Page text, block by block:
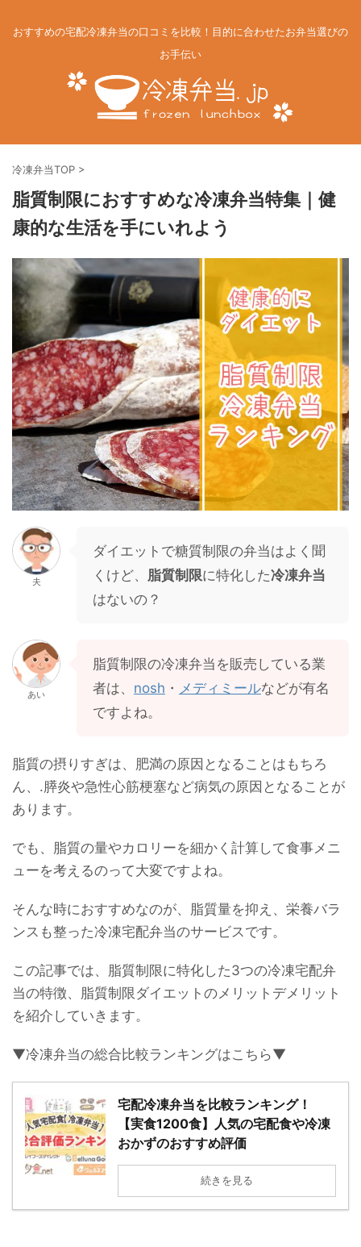
おすすめの宅配冷凍弁当の口コミを比較！目的に合わせたお弁当選びの
お手伝い
冷凍弁当TOP >
脂質制限におすすめな冷凍弁当特集｜健
康的な生活を手にいれよう
夫
ダイエットで糖質制限の弁当はよく聞
くけど、 脂質制限に特化した冷凍弁当
はないの？
あい
脂質制限の冷凍弁当を販売している業
者は、 nosh ・ メディミールなどが有名
ですよね。
脂質の摂りすぎは、肥満の原因となることはもちろ
ん、.膵炎や急性心筋梗塞など病気の原因となることが
あります。
でも、脂質の量やカロリーを細かく計算して食事メニ
ューを考えるのって大変ですよね。
そんな時におすすめなのが、脂質量を抑え、栄養バラ
ンスも整った冷凍宅配弁当のサービスです。
この記事では、脂質制限に特化した3つの冷凍宅配弁
当の特徴、脂質制限ダイエットのメリットデメリット
を紹介していきます。
▼冷凍弁当の総合比較ランキングはこちら▼
宅配冷凍弁当を比較ランキング！
【実食1200食】人気の宅配食や冷凍
おかずのおすすめ評価
続きを見る